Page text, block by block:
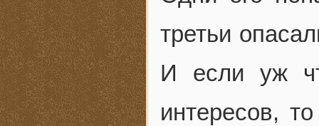
третьи
И если уж
интересов,